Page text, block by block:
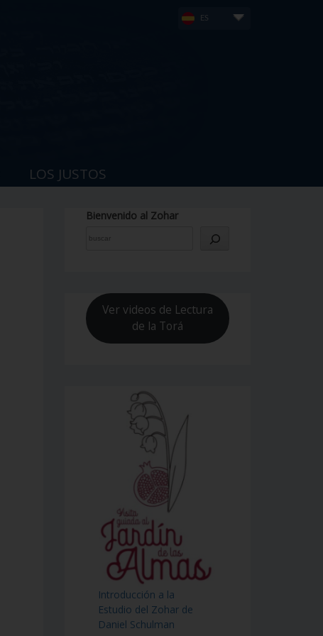
ES
LOS JUSTOS
Bienvenido al Zohar
Ver videos de Lectura
de la Torá
Introducción a la
Estudio del Zohar de
Daniel Schulman